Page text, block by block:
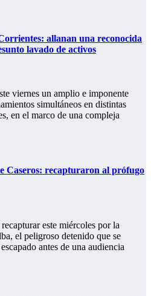
allanan una reconocida
lavado de activos
viernes un amplio e imponente
simultáneos en distintas
en el marco de una compleja
Caseros: recapturaron al prófugo
este miércoles por la
el peligroso detenido que se
antes de una audiencia